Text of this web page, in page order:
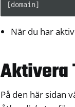
När du har
Aktivera
På den här sidan